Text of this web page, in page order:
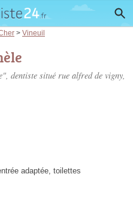
> Vineuil
dentiste situé rue alfred de vigny,
adaptée, toilettes